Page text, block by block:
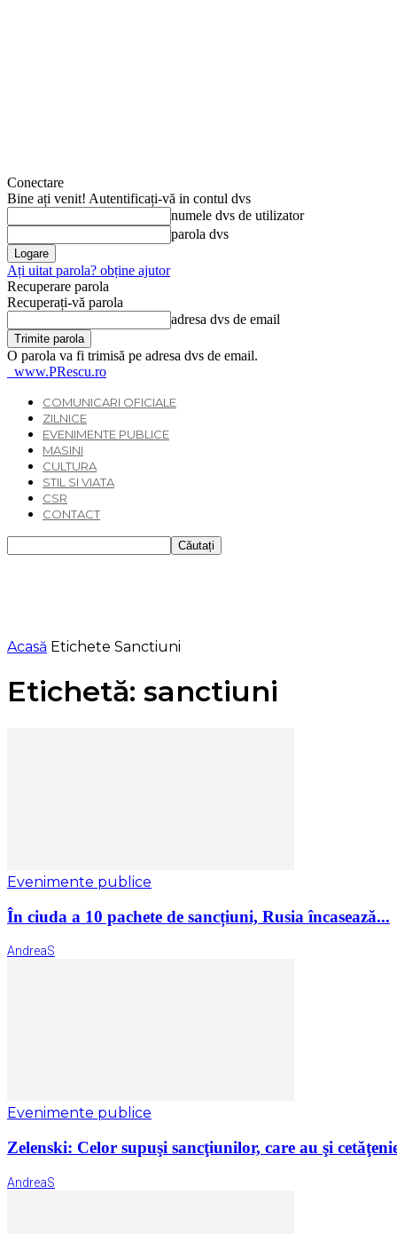
Conectare
Bine ați venit! Autentificați-vă in contul dvs
numele dvs de utilizator
parola dvs
Ați uitat parola? obține ajutor
Recuperare parola
Recuperați-vă parola
adresa dvs de email
O parola va fi trimisă pe adresa dvs de email.
www.PRescu.ro
COMUNICARI OFICIALE
ZILNICE
EVENIMENTE PUBLICE
MASINI
CULTURA
STIL SI VIATA
CSR
CONTACT
Acasă Etichete Sanctiuni
Etichetă: sanctiuni
Evenimente publice
În ciuda a 10 pachete de sancțiuni, Rusia încasează...
AndreaS
Evenimente publice
Zelenski: Celor supuşi sancţiunilor, care au şi
AndreaS